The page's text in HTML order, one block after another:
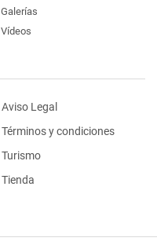
Galerías
Vídeos
Aviso Legal
Términos y condiciones
Turismo
Tienda